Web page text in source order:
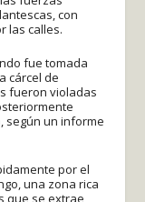
con
las calles.
fue tomada
cárcel de
fueron violadas
según un informe
por el
una zona rica
que se extrae